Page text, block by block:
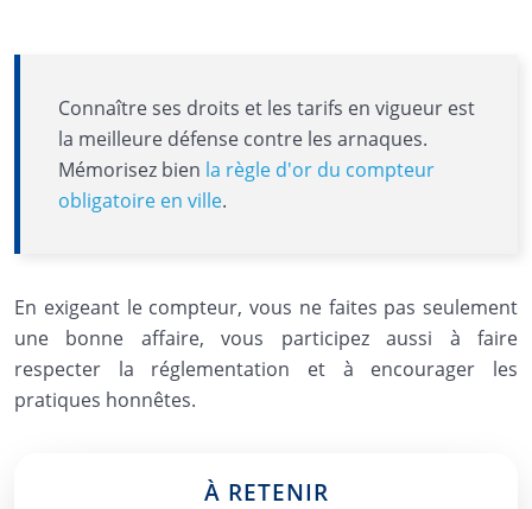
Connaître ses droits et les tarifs en vigueur est
la meilleure défense contre les arnaques.
Mémorisez bien la règle d'or du compteur
obligatoire en ville.
En exigeant le compteur, vous ne faites pas seulement
une bonne affaire, vous participez aussi à faire
respecter la réglementation et à encourager les
pratiques honnêtes.
À RETENIR